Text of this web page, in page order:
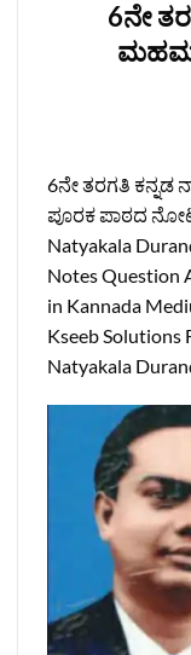
6ನೇ
6ನೇ ತರಗತಿ ಕನ್ನಡ
ಪೂರಕ ಪಾಠದ
Natyakala
Notes Question
in Kannada
Kseeb Solutions
Natyakala